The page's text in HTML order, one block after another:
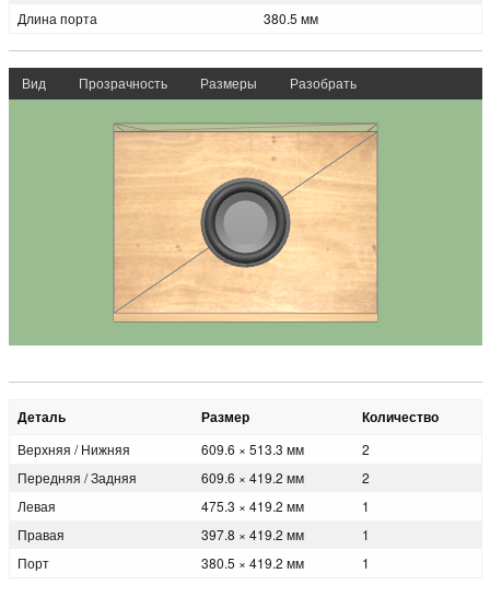
Длина порта 380.5 мм
Вид Прозрачность Размеры Разобрать
Деталь Размер Количество
Верхняя / Нижняя 609.6 × 513.3 мм
2
Передняя / Задняя
609.6 × 419.2 мм
2
Левая
475.3 × 419.2 мм
1
Правая
397.8 × 419.2 мм
1
Порт
380.5 × 419.2 мм 1